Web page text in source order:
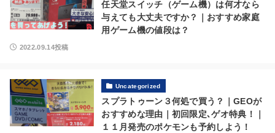
任天堂スイッチ（ゲーム機）は何才なら
与えても大丈夫ですか？｜おすすめ家庭
用ゲーム機の値段は？
2022.09.14投稿
Uncategorized
スプラトゥーン３何処で買う？｜GEOが
おすすめな理由｜初回限定､ゲオ特典！｜
１１月発売のポケモンも予約しよう！